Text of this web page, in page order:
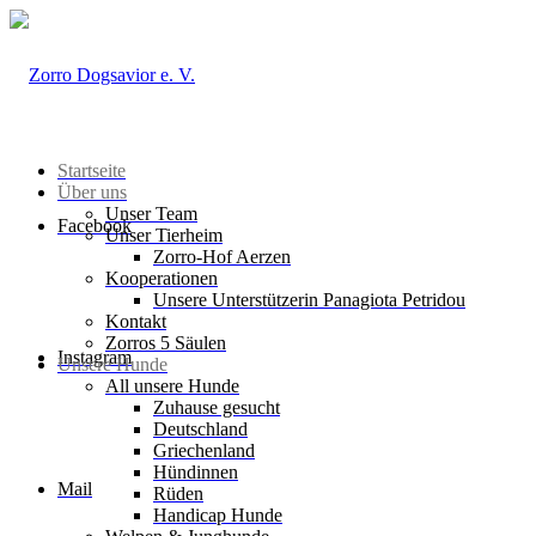
Facebook
Instagram
Mail
Startseite
Über uns
Unser Team
Unser Tierheim
Zorro-Hof Aerzen
Kooperationen
Unsere Unterstützerin Panagiota Petridou
Kontakt
Zorros 5 Säulen
Unsere Hunde
All unsere Hunde
Zuhause gesucht
Deutschland
Griechenland
Hündinnen
Rüden
Handicap Hunde